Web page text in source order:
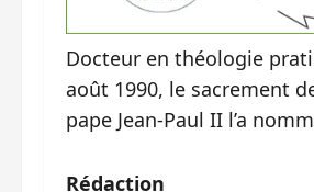
Docteur en théologie
août 1990, le sacrement
pape Jean-Paul II l’a
Rédaction